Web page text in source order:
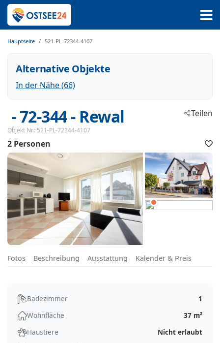
Hauptseite 521-PL-72344-4107
Alternative Objekte
In der Nähe (66)
- 72-344 - Rewal
Objekt Nr.: 521-PL-72344-4107
Teilen
2 Personen
Fotos Beschreibung Ausstattung Kalender & Preis
Badezimmer
1
Wohnfläche
37 m²
Haustiere
Nicht erlaubt